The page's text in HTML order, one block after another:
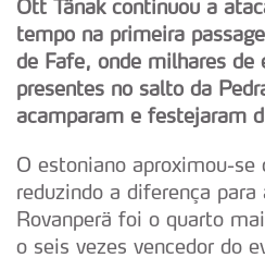
Ott Tänak continuou a
tempo na primeira
de Fafe, onde milhares de
presentes no salto da
acamparam e festejaram
O estoniano aproximou-se
reduzindo a diferença para
Rovanperä foi o quarto
o seis vezes vencedor do